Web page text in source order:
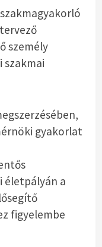
személy
szakmai
gyakorlat
életpályán a
figyelembe